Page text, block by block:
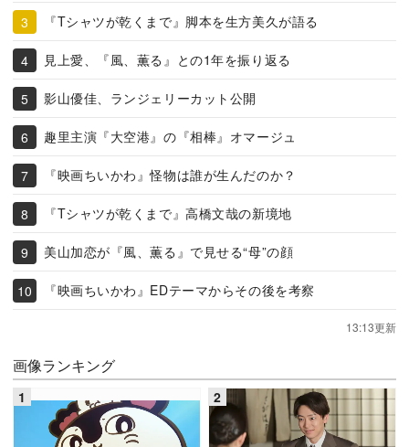
『Tシャツが乾くまで』脚本を生方美久が語る
見上愛、『風、薫る』との1年を振り返る
影山優佳、ランジェリーカット公開
趣里主演『大空港』の『相棒』オマージュ
『映画ちいかわ』怪物は誰が生んだのか？
『Tシャツが乾くまで』高橋文哉の新境地
美山加恋が『風、薫る』で見せる“母”の顔
『映画ちいかわ』EDテーマからその後を考察
13:13更新
画像ランキング